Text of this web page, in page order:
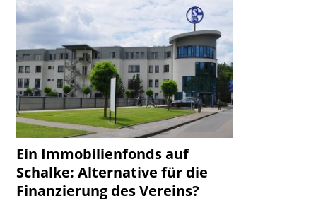
Ein Immobilienfonds auf
Schalke: Alternative für die
Finanzierung des Vereins?